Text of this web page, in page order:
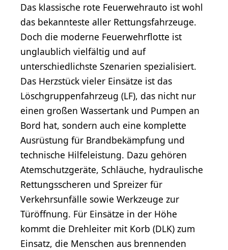
Das klassische rote Feuerwehrauto ist wohl
das bekannteste aller Rettungsfahrzeuge.
Doch die moderne Feuerwehrflotte ist
unglaublich vielfältig und auf
unterschiedlichste Szenarien spezialisiert.
Das Herzstück vieler Einsätze ist das
Löschgruppenfahrzeug (LF), das nicht nur
einen großen Wassertank und Pumpen an
Bord hat, sondern auch eine komplette
Ausrüstung für Brandbekämpfung und
technische Hilfeleistung. Dazu gehören
Atemschutzgeräte, Schläuche, hydraulische
Rettungsscheren und Spreizer für
Verkehrsunfälle sowie Werkzeuge zur
Türöffnung. Für Einsätze in der Höhe
kommt die Drehleiter mit Korb (DLK) zum
Einsatz, die Menschen aus brennenden